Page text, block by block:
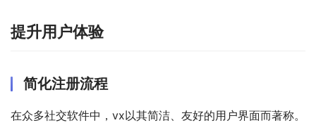
提升用户体验
简化注册流程
在众多社交软件中，vx以其简洁、友好的用户界面而著称。